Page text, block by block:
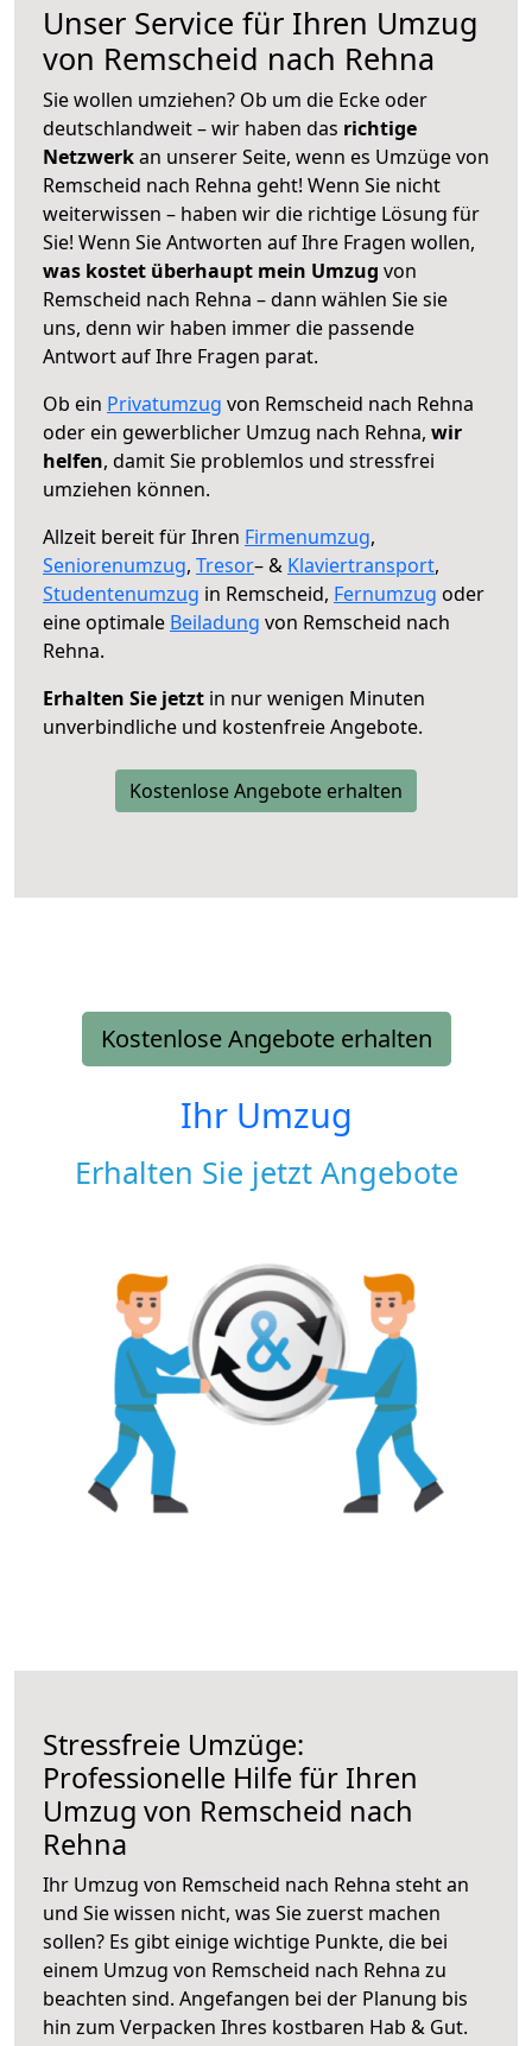
Unser Service für Ihren Umzug
von Remscheid nach Rehna
Sie wollen umziehen? Ob um die Ecke oder
deutschlandweit – wir haben das richtige
Netzwerkan unserer Seite, wenn es Umzüge von
Remscheid nach Rehna geht! Wenn Sie nicht
weiterwissen – haben wir die richtige Lösung für
Sie! Wenn Sie Antworten auf Ihre Fragen wollen,
was kostet überhaupt mein Umzug von
Remscheid nach Rehna – dann wählen Sie sie
uns, denn wir haben immer die passende
Antwort auf Ihre Fragen parat.
Ob ein Privatumzug von Remscheid nach Rehna
oder ein gewerblicher Umzug nach Rehna, wir
helfen, damit Sie problemlos und stressfrei
umziehen können.
Allzeit bereit für Ihren Firmenumzug,
Seniorenumzug, Tresor– & Klaviertransport,
Studentenumzug in Remscheid, Fernumzug oder
eine optimale Beiladung von Remscheid nach
Rehna.
Erhalten Sie jetzt in nur wenigen Minuten
unverbindliche und kostenfreie Angebote.
Kostenlose Angebote erhalten
Kostenlose Angebote erhalten
Ihr Umzug
Erhalten Sie jetzt Angebote
Stressfreie Umzüge:
Professionelle Hilfe für Ihren
Umzug von Remscheid nach
Rehna
Ihr Umzug von Remscheid nach Rehna steht an
und Sie wissen nicht, was Sie zuerst machen
sollen? Es gibt einige wichtige Punkte, die bei
einem Umzug von Remscheid nach Rehna zu
beachten sind. Angefangen bei der Planung bis
hin zum Verpacken Ihres kostbaren Hab & Gut.